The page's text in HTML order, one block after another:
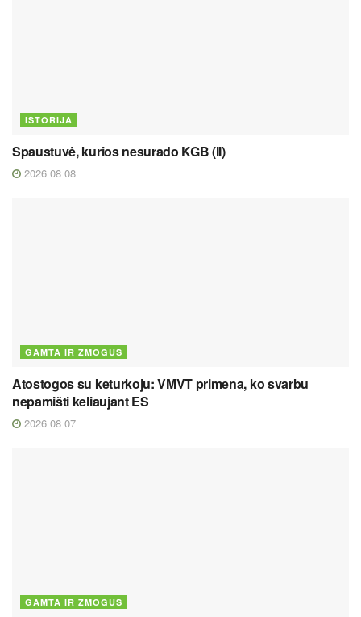
ISTORIJA
Spaustuvė, kurios nesurado KGB (II)
2026 08 08
GAMTA IR ŽMOGUS
Atostogos su keturkoju: VMVT primena, ko svarbu
nepamišti keliaujant ES
2026 08 07
GAMTA IR ŽMOGUS